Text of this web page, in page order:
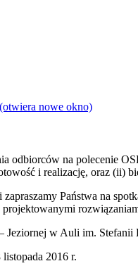
(otwiera nowe okno)
na polecenie
i realizację, oraz (ii)
Państwa na
w Auli im.
2016 r.